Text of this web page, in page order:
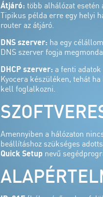
Átjáró: több alhálózat
Tipikus példa erre egy helyi
router az átjáró.
DNS szerver: ha egy
DNS szerver fogja
DHCP szerver: a fenti
Kyocera készüléken, tehát
kell foglalkozni.
Amennyiben a hálózaton
beállításhoz szükséges
Quick Setup nevű